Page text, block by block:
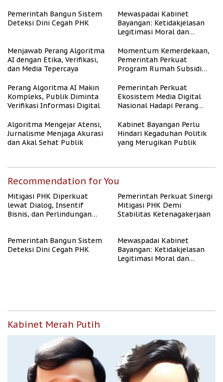
Pemerintah Bangun Sistem
Deteksi Dini Cegah PHK
Mewaspadai Kabinet
Bayangan: Ketidakjelasan
Legitimasi Moral dan
Menjawab Perang Algoritma
AI dengan Etika, Verifikasi,
dan Media Tepercaya
Momentum Kemerdekaan,
Pemerintah Perkuat
Program Rumah Subsidi
Berpenghasilan Rendah
Perang Algoritma AI Makin
Kompleks, Publik Diminta
Verifikasi Informasi Digital
Pemerintah Perkuat
Ekosistem Media Digital
Nasional Hadapi Perang
Algoritma Mengejar Atensi,
Jurnalisme Menjaga Akurasi
dan Akal Sehat Publik
Kabinet Bayangan Perlu
Hindari Kegaduhan Politik
yang Merugikan Publik
Recommendation for You
Mitigasi PHK Diperkuat
lewat Dialog, Insentif
Bisnis, dan Perlindungan
Pemerintah Perkuat Sinergi
Mitigasi PHK Demi
Stabilitas Ketenagakerjaan
Pemerintah Bangun Sistem
Deteksi Dini Cegah PHK
Mewaspadai Kabinet
Bayangan: Ketidakjelasan
Legitimasi Moral dan
Kabinet Merah Putih